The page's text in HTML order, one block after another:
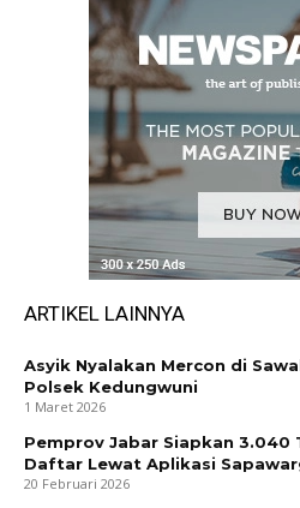
ARTIKEL LAINNYA
Asyik Nyalakan Mercon di
Polsek Kedungwuni
1 Maret 2026
Pemprov Jabar Siapkan 3.040
Daftar Lewat Aplikasi
20 Februari 2026